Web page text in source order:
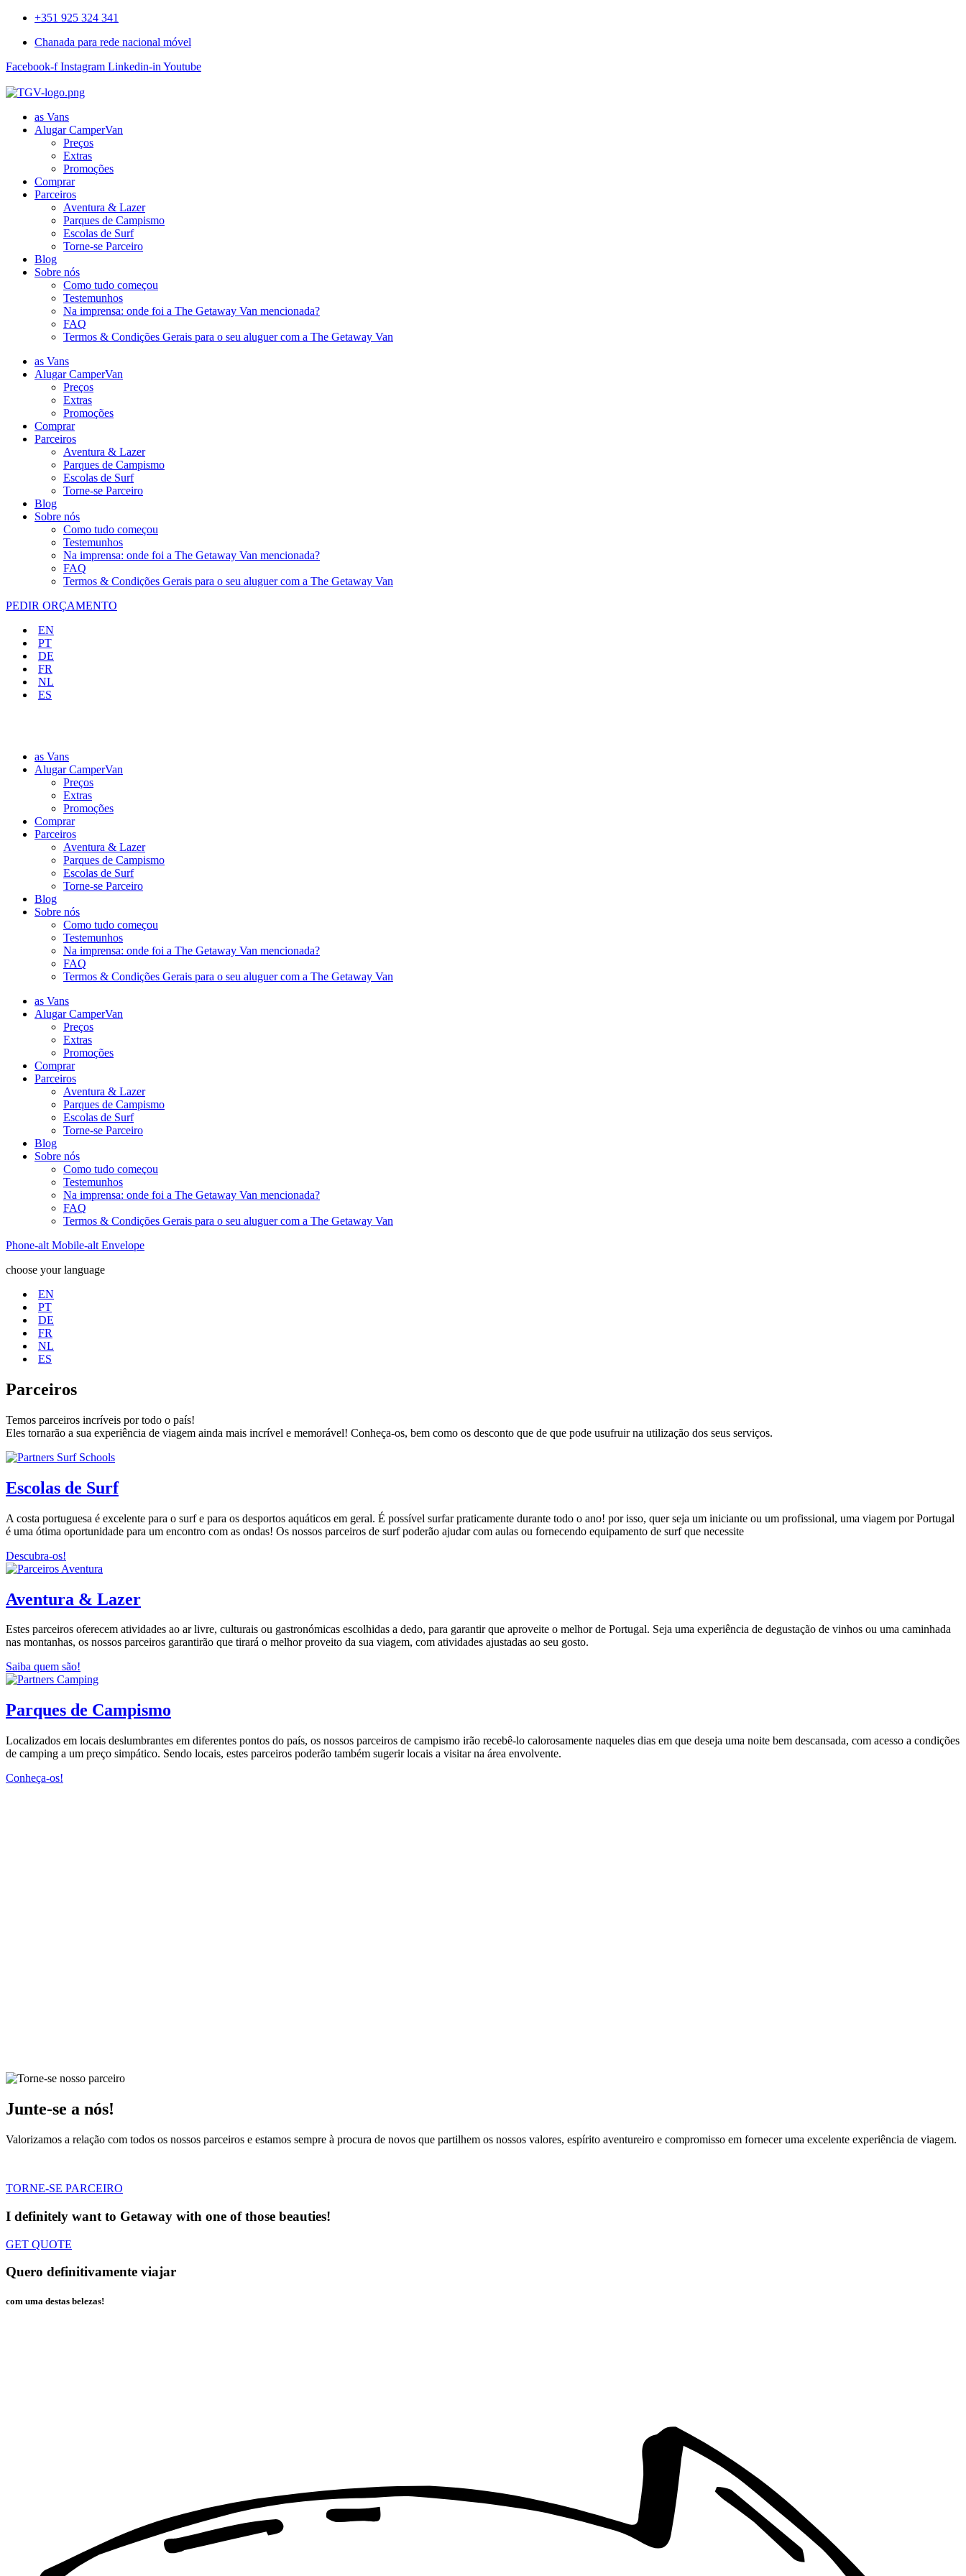
+351 925 324 341
Chanada para rede nacional móvel
Facebook-f Instagram Linkedin-in Youtube
as Vans
Alugar CamperVan
Preços
Extras
Promoções
Comprar
Parceiros
Aventura & Lazer
Parques de Campismo
Escolas de Surf
Torne-se Parceiro
Blog
Sobre nós
Como tudo começou
Testemunhos
Na imprensa: onde foi a The Getaway Van mencionada?
FAQ
Termos & Condições Gerais para o seu aluguer com a The Getaway Van
as Vans
Alugar CamperVan
Preços
Extras
Promoções
Comprar
Parceiros
Aventura & Lazer
Parques de Campismo
Escolas de Surf
Torne-se Parceiro
Blog
Sobre nós
Como tudo começou
Testemunhos
Na imprensa: onde foi a The Getaway Van mencionada?
FAQ
Termos & Condições Gerais para o seu aluguer com a The Getaway Van
PEDIR ORÇAMENTO
EN
PT
DE
FR
NL
ES
as Vans
Alugar CamperVan
Preços
Extras
Promoções
Comprar
Parceiros
Aventura & Lazer
Parques de Campismo
Escolas de Surf
Torne-se Parceiro
Blog
Sobre nós
Como tudo começou
Testemunhos
Na imprensa: onde foi a The Getaway Van mencionada?
FAQ
Termos & Condições Gerais para o seu aluguer com a The Getaway Van
as Vans
Alugar CamperVan
Preços
Extras
Promoções
Comprar
Parceiros
Aventura & Lazer
Parques de Campismo
Escolas de Surf
Torne-se Parceiro
Blog
Sobre nós
Como tudo começou
Testemunhos
Na imprensa: onde foi a The Getaway Van mencionada?
FAQ
Termos & Condições Gerais para o seu aluguer com a The Getaway Van
Phone-alt Mobile-alt Envelope
choose your language
EN
PT
DE
FR
NL
ES
Parceiros
Temos parceiros incríveis por todo o país!
Eles tornarão a sua experiência de viagem ainda mais incrível e memorável! Conheça-os, bem como os desconto que de que pode usufruir na utilização dos seus serviços.
Escolas de Surf
A costa portuguesa é excelente para o surf e para os desportos aquáticos em geral. É possível surfar praticamente durante todo o ano! por isso, quer seja um iniciante ou um profissional, uma viagem por Portugal
é uma ótima oportunidade para um encontro com as ondas! Os nossos parceiros de surf poderão ajudar com aulas ou fornecendo equipamento de surf que necessite
Descubra-os!
Aventura & Lazer
Estes parceiros oferecem atividades ao ar livre, culturais ou gastronómicas escolhidas a dedo, para garantir que aproveite o melhor de Portugal. Seja uma experiência de degustação de vinhos ou uma caminhada
nas montanhas, os nossos parceiros garantirão que tirará o melhor proveito da sua viagem, com atividades ajustadas ao seu gosto.
Saiba quem são!
Parques de Campismo
Localizados em locais deslumbrantes em diferentes pontos do país, os nossos parceiros de campismo irão recebê-lo calorosamente naqueles dias em que deseja uma noite bem descansada, com acesso a condições
de camping a um preço simpático. Sendo locais, estes parceiros poderão também sugerir locais a visitar na área envolvente.
Conheça-os!
Junte-se a nós!
Valorizamos a relação com todos os nossos parceiros e estamos sempre à procura de novos que partilhem os nossos valores, espírito aventureiro e compromisso em fornecer uma excelente experiência de viagem.
TORNE-SE PARCEIRO
I definitely want to Getaway with one of those beauties!
GET QUOTE
Quero definitivamente viajar
com uma destas belezas!